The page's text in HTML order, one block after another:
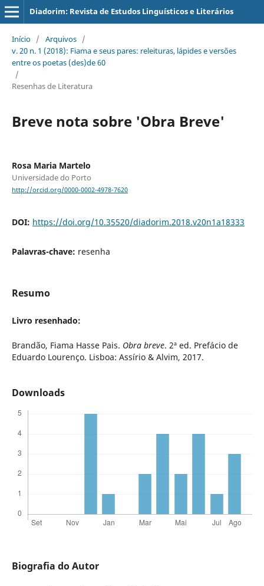
Diadorim: Revista de Estudos Linguísticos e Literários
Início / Arquivos /
v. 20 n. 1 (2018): Fiama e seus pares: releituras, lápides e versões
entre os poetas (des)de 60
/
Resenhas de Literatura
Breve nota sobre 'Obra Breve'
Rosa Maria Martelo
Universidade do Porto
http://orcid.org/0000-0002-4978-7620
DOI: https://doi.org/10.35520/diadorim.2018.v20n1a18333
Palavras-chave: resenha
Resumo
Livro resenhado:
Brandão, Fiama Hasse Pais. Obra breve. 2ª ed. Prefácio de
Eduardo Lourenço. Lisboa: Assírio & Alvim, 2017.
Downloads
Biografia do Autor